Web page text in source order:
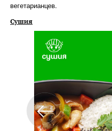
вегетарианцев.
Сушия